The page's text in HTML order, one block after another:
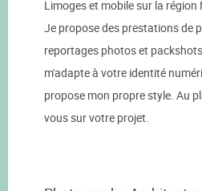
Limoges et mobile sur la région
Je propose des prestations de
reportages photos et
m'adapte à votre identité
propose mon propre style. Au
vous sur votre projet.